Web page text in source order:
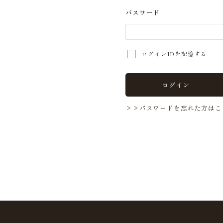
パスワード
ログインIDを記憶する
ログイン
>>パスワードを忘れた方は